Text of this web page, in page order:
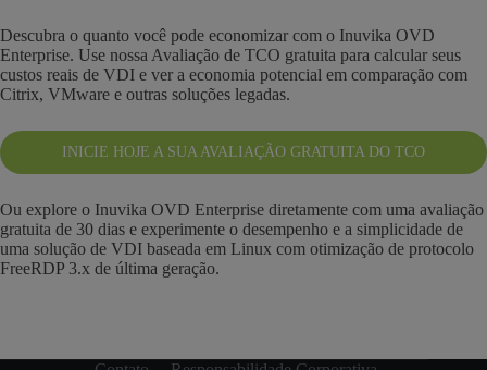
Descubra o quanto você pode economizar com o Inuvika OVD
Enterprise. Use nossa Avaliação de TCO gratuita para calcular seus
custos reais de VDI e ver a economia potencial em comparação com
Citrix, VMware e outras soluções legadas.
INICIE HOJE A SUA AVALIAÇÃO GRATUITA DO TCO
Ou explore o Inuvika OVD Enterprise diretamente com uma avaliação
gratuita de 30 dias e experimente o desempenho e a simplicidade de
uma solução de VDI baseada em Linux com otimização de protocolo
FreeRDP 3.x de última geração.